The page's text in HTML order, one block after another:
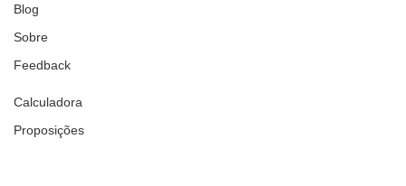
Blog
Sobre
Feedback
Calculadora
Proposições